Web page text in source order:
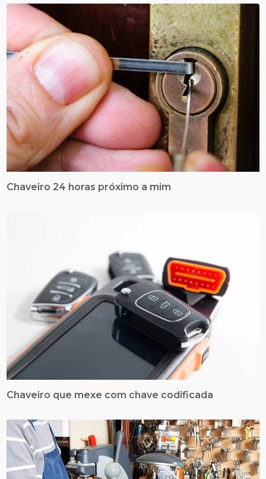
Chaveiro 24 horas próximo a mim
Chaveiro que mexe com chave codificada